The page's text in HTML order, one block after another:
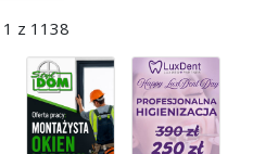
z 1138